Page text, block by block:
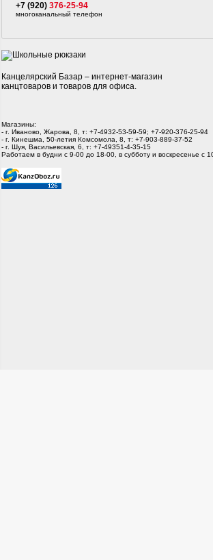
+7 (920) 376-25-94
многоканальный телефон
Канцелярский Базар – интернет-магазин
канцтоваров и товаров для офиса.
Магазины:
- г. Иваново, Жарова, 8, т: +7-4932-53-59-59; +7-920-376-25-94
- г. Кинешма, 50-летия Комсомола, 8, т: +7-903-889-37-52
- г. Шуя, Васильевская, 6, т: +7-49351-4-35-15
Работаем в будни с 9-00 до 18-00, в субботу и воскресенье с